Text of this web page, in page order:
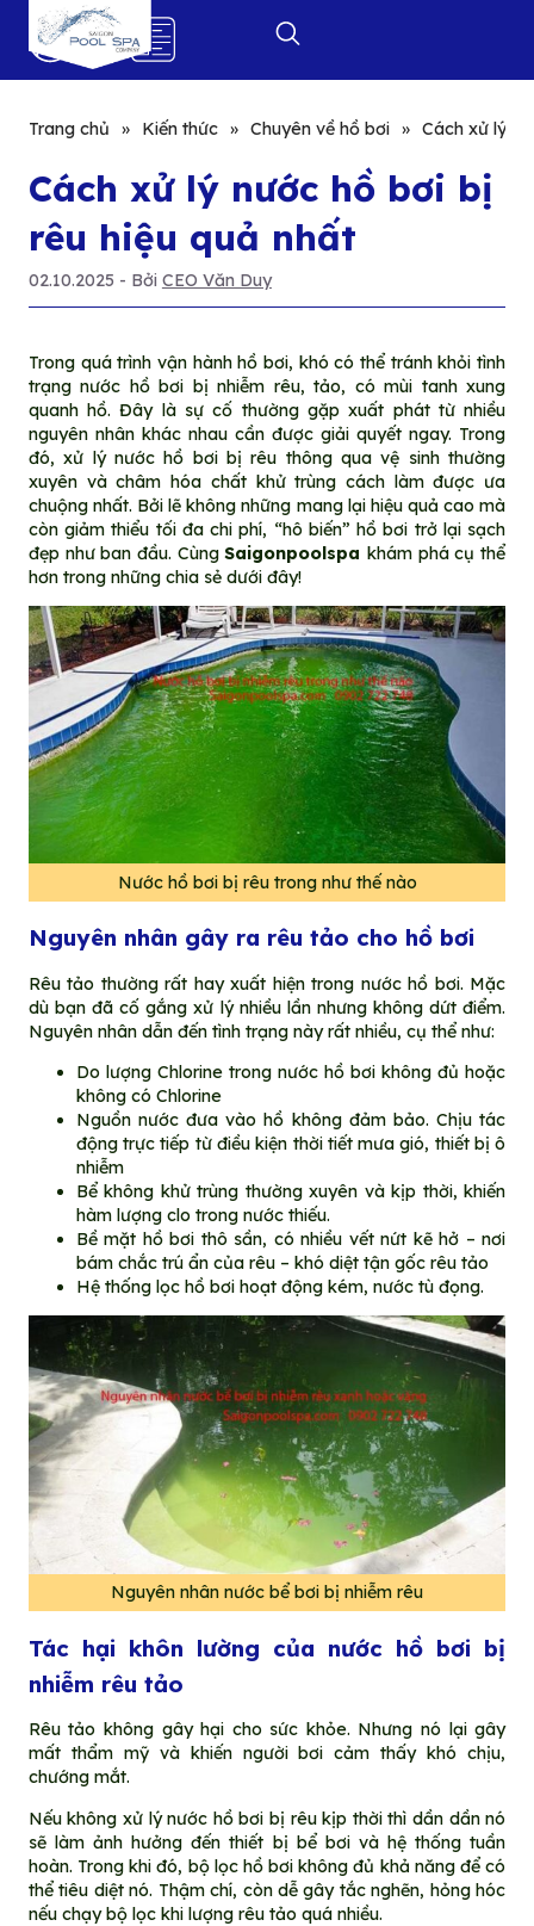
0
Trang chủ » Kiến thức » Chuyên về hồ bơi » Cách xử lý
Cách xử lý nước hồ bơi bị
rêu hiệu quả nhất
02.10.2025 - Bởi CEO Văn Duy
Trong quá trình vận hành hồ bơi, khó có thể tránh khỏi tình
trạng nước hồ bơi bị nhiễm rêu, tảo, có mùi tanh xung
quanh hồ. Đây là sự cố thường gặp xuất phát từ nhiều
nguyên nhân khác nhau cần được giải quyết ngay. Trong
đó, xử lý nước hồ bơi bị rêu thông qua vệ sinh thường
xuyên và châm hóa chất khử trùng cách làm được ưa
chuộng nhất. Bởi lẽ không những mang lại hiệu quả cao mà
còn giảm thiểu tối đa chi phí, “hô biến” hồ bơi trở lại sạch
đẹp như ban đầu. CùngSaigonpoolspakhám phá cụ thể
hơn trong những chia sẻ dưới đây!
Nước hồ bơi bị rêu trong như thế nào
Nguyên nhân gây ra rêu tảo cho hồ bơi
Rêu tảo thường rất hay xuất hiện trong nước hồ bơi. Mặc
dù bạn đã cố gắng xử lý nhiều lần nhưng không dứt điểm.
Nguyên nhân dẫn đến tình trạng này rất nhiều, cụ thể như:
Do lượng Chlorine trong nước hồ bơi không đủ hoặc
không có Chlorine
Nguồn nước đưa vào hồ không đảm bảo. Chịu tác
động trực tiếp từ điều kiện thời tiết mưa gió, thiết bị ô
nhiễm
Bể không khử trùng thường xuyên và kịp thời, khiến
hàm lượng clo trong nước thiếu.
Bề mặt hồ bơi thô sần, có nhiều vết nứt kẽ hở – nơi
bám chắc trú ẩn của rêu – khó diệt tận gốc rêu tảo
Hệ thống lọc hồ bơi hoạt động kém, nước tù đọng.
Nguyên nhân nước bể bơi bị nhiễm rêu
Tác hại khôn lường của nước hồ bơi bị
nhiễm rêu tảo
Rêu tảo không gây hại cho sức khỏe. Nhưng nó lại gây
mất thẩm mỹ và khiến người bơi cảm thấy khó chịu,
chướng mắt.
Nếu không xử lý nước hồ bơi bị rêu kịp thời thì dần dần nó
sẽ làm ảnh hưởng đến thiết bị bể bơi và hệ thống tuần
hoàn. Trong khi đó, bộ lọc hồ bơi không đủ khả năng để có
thể tiêu diệt nó. Thậm chí, còn dễ gây tắc nghẽn, hỏng hóc
nếu chạy bộ lọc khi lượng rêu tảo quá nhiều.